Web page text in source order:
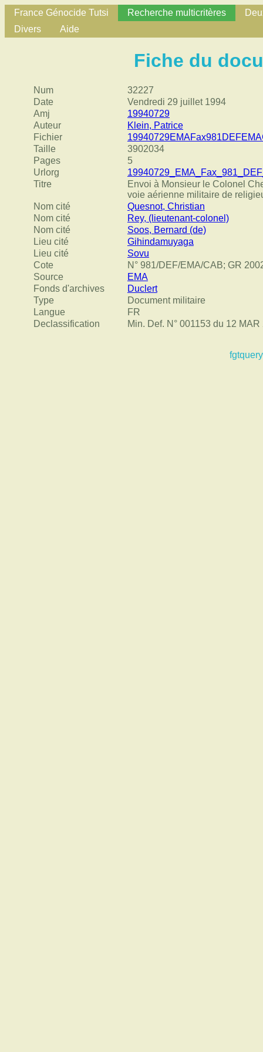
France Génocide Tutsi Recherche multicritères
Divers
Aide
Fiche du
Num
32227
Date
Vendredi 29 juillet 1994
Amj
19940729
Auteur
Klein, Patrice
Fichier
Taille
3902034
Pages
5
Urlorg
Titre
Envoi à Monsieur le Colonel
voie aérienne militaire de
Nom cité
Quesnot, Christian
Nom cité
Rey, (lieutenant-colonel)
Nom cité
Soos, Bernard (de)
Lieu cité
Gihindamuyaga
Lieu cité
Sovu
Cote
N° 981/DEF/EMA/CAB; GR
Source
EMA
Fonds d'archives
Duclert
Type
Document militaire
Langue
FR
Declassification
Min. Def. N° 001153 du 12 MAR